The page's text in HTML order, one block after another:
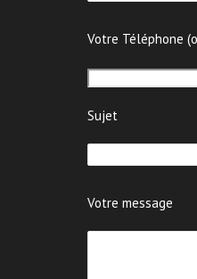
Votre Téléphone
Sujet
Votre message